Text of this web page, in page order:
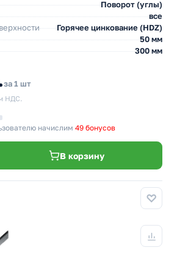
Поворот (углы)
все
Горячее цинкование (HDZ)
50 мм
300 мм
за 1 шт
НДС.
начислим 49 бонусов
В корзину